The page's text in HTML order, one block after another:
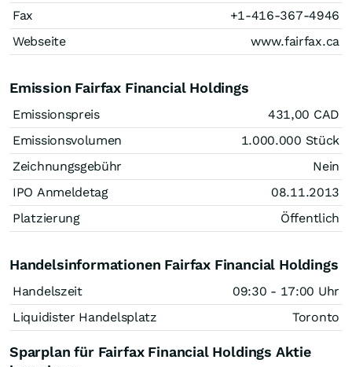
Fax
+1-416-367-4946
Webseite
www.fairfax.ca
Emission Fairfax Financial Holdings
Emissionspreis 431,00 CAD
Emissionsvolumen
1.000.000 Stück
Zeichnungsgebühr
Nein
IPO Anmeldetag
08.11.2013
Platzierung
Öffentlich
Handelsinformationen Fairfax Financial Holdings
Handelszeit
09:30 - 17:00 Uhr
Liquidister Handelsplatz
Toronto
Sparplan für Fairfax Financial Holdings Aktie